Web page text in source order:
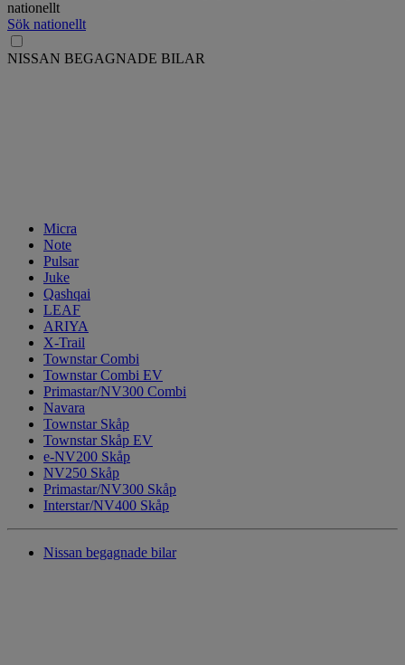
nationellt
Sök nationellt
NISSAN BEGAGNADE BILAR
Micra
Note
Pulsar
Juke
Qashqai
LEAF
ARIYA
X-Trail
Townstar Combi
Townstar Combi EV
Primastar/NV300 Combi
Navara
Townstar Skåp
Townstar Skåp EV
e-NV200 Skåp
NV250 Skåp
Primastar/NV300 Skåp
Interstar/NV400 Skåp
Nissan begagnade bilar